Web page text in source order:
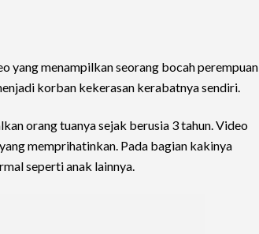
yang menampilkan seorang bocah perempuan
korban kekerasan kerabatnya sendiri.
orang tuanya sejak berusia 3 tahun. Video
memprihatinkan. Pada bagian kakinya
seperti anak lainnya.